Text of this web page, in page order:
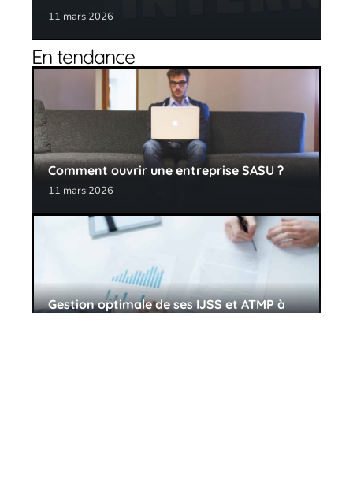
11 mars 2026
En tendance
Comment ouvrir une entreprise SASU ?
11 mars 2026
Gestion optimale de ses IJSS et ATMP à
l’aide d’un logiciel